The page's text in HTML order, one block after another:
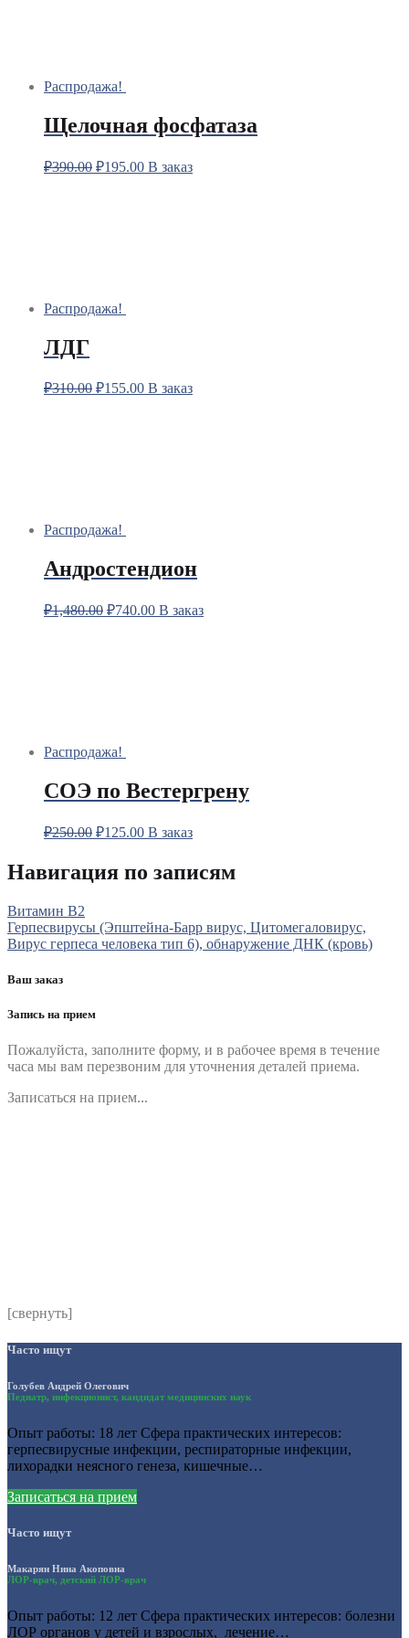
Распродажа!
Щелочная фосфатаза
₽390.00 ₽195.00 В заказ
Распродажа!
ЛДГ
₽310.00 ₽155.00 В заказ
Распродажа!
Андростендион
₽1,480.00 ₽740.00 В заказ
Распродажа!
СОЭ по Вестергрену
₽250.00 ₽125.00 В заказ
Навигация по записям
Витамин В2
Герпесвирусы (Эпштейна-Барр вирус, Цитомегаловирус,
Вирус герпеса человека тип 6), обнаружение ДНК (кровь)
Ваш заказ
Запись на прием
Пожалуйста, заполните форму, и в рабочее время в течение
часа мы вам перезвоним для уточнения деталей приема.
Записаться на прием...
[свернуть]
Часто ищут
Голубев Андрей Олегович
Педиатр, инфекционист, кандидат медицинских наук
Опыт работы: 18 лет Сфера практических интересов:
герпесвирусные инфекции, респираторные инфекции,
лихорадки неясного генеза, кишечные…
Записаться на прием
Часто ищут
Макарян Нина Акоповна
ЛОР-врач, детский ЛОР-врач
Опыт работы: 12 лет Сфера практических интересов: болезни
ЛОР органов у детей и взрослых, лечение…